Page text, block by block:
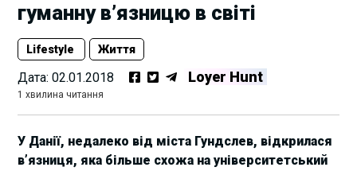
гуманну в’язницю в світі
Lifestyle Життя
Дата:02.01.2018 Loyer Hunt
1 хвилина читання
У Данії, недалеко від міста Гундслев, відкрилася
в’язниця, яка більше схожа на університетський